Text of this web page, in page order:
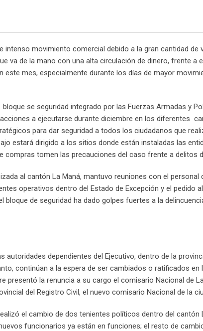
intenso movimiento comercial debido a la gran cantidad de
va de la mano con una alta circulación de dinero, frente a
mes, especialmente durante los días de mayor
se seguridad integrado por las Fuerzas Armadas y
a ejecutarse durante diciembre en los diferentes
para dar seguridad a todos los ciudadanos que
estará dirigido a los sitios donde están instaladas las
compras tomen las precauciones del caso frente a delitos
al cantón La Maná, mantuvo reuniones con el personal
operativos dentro del Estado de Excepción y el pedido
bloque de seguridad ha dado golpes fuertes a la
autoridades dependientes del Ejecutivo, dentro de la
continúan a la espera de ser cambiados o ratificados en
presentó la renuncia a su cargo el comisario Nacional de
del Registro Civil, el nuevo comisario Nacional de la
el cambio de dos tenientes políticos dentro del cantón
funcionarios ya están en funciones; el resto de